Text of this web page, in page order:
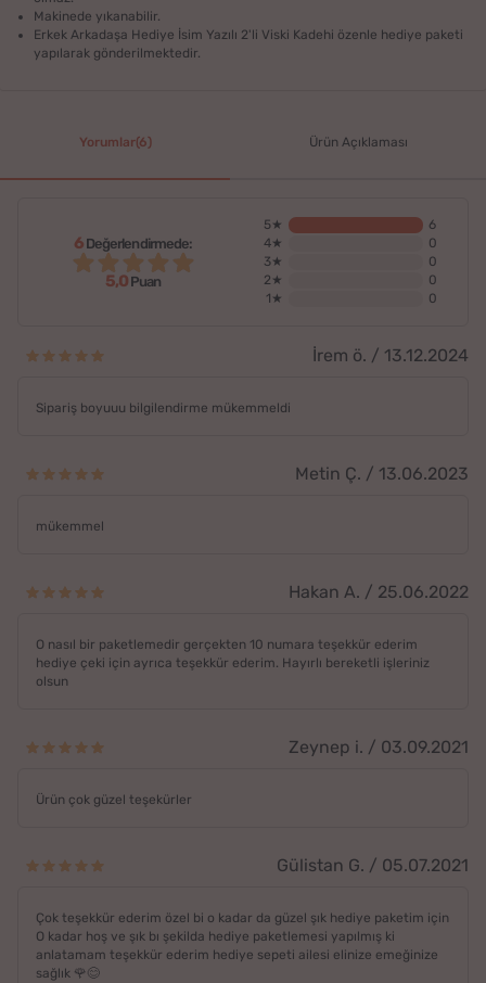
Makinede yıkanabilir.
Erkek Arkadaşa Hediye İsim Yazılı 2'li Viski Kadehi özenle hediye paketi
yapılarak gönderilmektedir.
Yorumlar(6) Ürün Açıklaması
6Değerlendirmede:
5,0Puan
5★
6
4★
0
3★
0
2★
0
1★
0
İrem ö. / 13.12.2024
Sipariş boyuuu bilgilendirme mükemmeldi
Metin Ç. / 13.06.2023
mükemmel
Hakan A. / 25.06.2022
O nasıl bir paketlemedir gerçekten 10 numara teşekkür ederim
hediye çeki için ayrıca teşekkür ederim. Hayırlı bereketli işleriniz
olsun
Zeynep i. / 03.09.2021
Ürün çok güzel teşekürler
Gülistan G. / 05.07.2021
Çok teşekkür ederim özel bi o kadar da güzel şık hediye paketim için
O kadar hoş ve şık bı şekilda hediye paketlemesi yapılmış ki
anlatamam teşekkür ederim hediye sepeti ailesi elinize emeğinize
sağlık 🌹😊